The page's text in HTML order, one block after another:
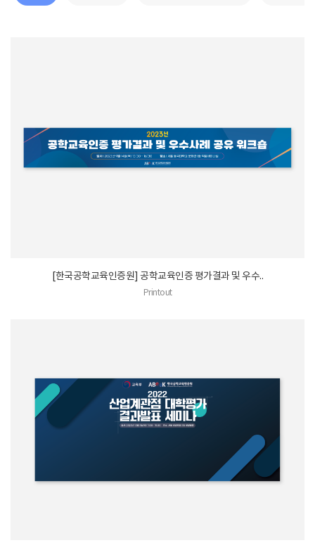
[한국공학교육인증원] 공학교육인증 평가결과 및 우수..
Printout